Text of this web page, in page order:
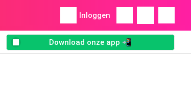
Inloggen
Download onze app 📲